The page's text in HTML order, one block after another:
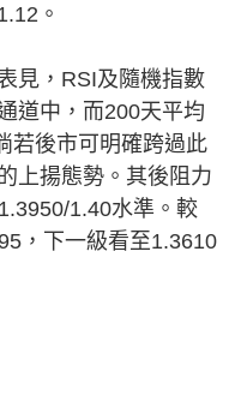
。
，RSI及隨機指數
道中，而200天平均
若後市可明確跨過此
上揚態勢。其後阻力
1.40水準。較
，下一級看至1.3610